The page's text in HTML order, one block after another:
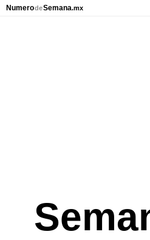
NumerodeSemana.mx